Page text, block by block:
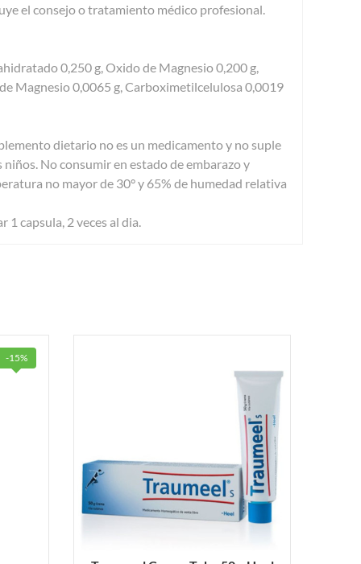
el consejo o tratamiento médico profesional.
0,250 g, Oxido de Magnesio 0,200 g,
Magnesio 0,0065 g, Carboximetilcelulosa 0,0019
dietario no es un medicamento y no suple
No consumir en estado de embarazo y
no mayor de 30° y 65% de humedad relativa
capsula, 2 veces al dia.
-15%